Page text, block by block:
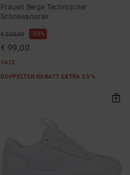
Frauen Beige Technischer
Schneeanorak
€ 220,00 55%
€ 99,00
SALE
DOPPELTER RABATT EXTRA 25 %